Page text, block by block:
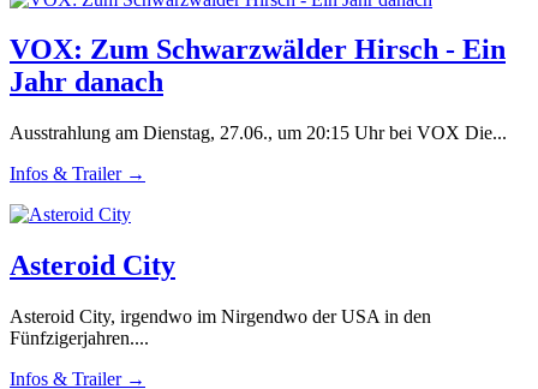
VOX: Zum Schwarzwälder Hirsch - Ein
Jahr danach
Ausstrahlung am Dienstag, 27.06., um 20:15 Uhr bei VOX Die...
Infos & Trailer →
Asteroid City
Asteroid City, irgendwo im Nirgendwo der USA in den
Fünfzigerjahren....
Infos & Trailer →